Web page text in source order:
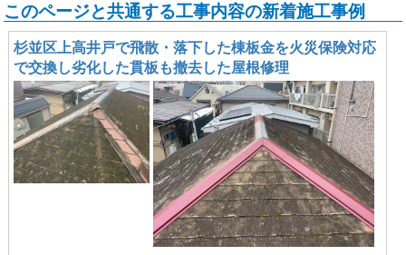
このページと共通する工事内容の新着施工事例
杉並区上高井戸で飛散・落下した棟板金を火災保険対応
で交換し劣化した貫板も撤去した屋根修理